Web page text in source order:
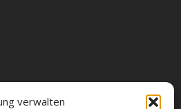
verwalten